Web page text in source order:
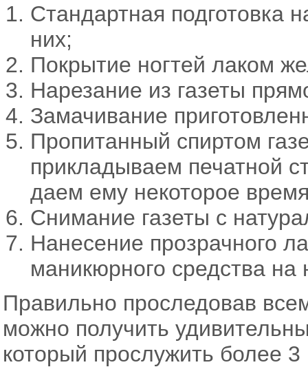
Стандартная подготовка
них;
Покрытие ногтей лаком
Нарезание из газеты
Замачивание
Пропитанный спиртом
прикладываем печатной
даем ему некоторое
Снимание газеты с
Нанесение прозрачного
маникюрного средства на
Правильно проследовав
можно получить
который прослужить более 3